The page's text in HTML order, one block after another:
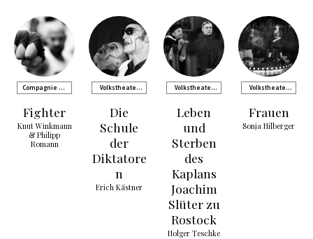
Compagnie de
Fighter
Knut Winkmann
& Philipp
Romann
Volkstheater
Die
Schule
der
Diktatore
n
Erich Kästner
Volkstheater
Leben
und
Sterben
des
Kaplans
Joachim
Slüter zu
Rostock
Holger Teschke
Volkstheater
Frauen
Sonja Hilberger